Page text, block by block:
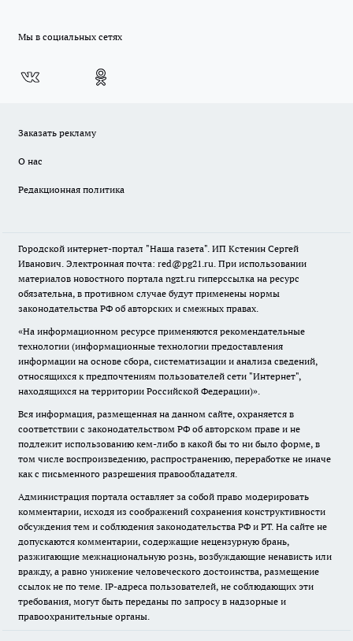
Мы в социальных сетях
Заказать рекламу
О нас
Редакционная политика
Городской интернет-портал "Наша газета". ИП Кстенин Сергей
Иванович. Электронная почта: red@pg21.ru. При использовании
материалов новостного портала ngzt.ru гиперссылка на ресурс
обязательна, в противном случае будут применены нормы
законодательства РФ об авторских и смежных правах.
«На информационном ресурсе применяются рекомендательные
технологии (информационные технологии предоставления
информации на основе сбора, систематизации и анализа сведений,
относящихся к предпочтениям пользователей сети "Интернет",
находящихся на территории Российской Федерации)».
Вся информация, размещенная на данном сайте, охраняется в
соответствии с законодательством РФ об авторском праве и не
подлежит использованию кем-либо в какой бы то ни было форме, в
том числе воспроизведению, распространению, переработке не иначе
как с письменного разрешения правообладателя.
Администрация портала оставляет за собой право модерировать
комментарии, исходя из соображений сохранения конструктивности
обсуждения тем и соблюдения законодательства РФ и РТ. На сайте не
допускаются комментарии, содержащие нецензурную брань,
разжигающие межнациональную рознь, возбуждающие ненависть или
вражду, а равно унижение человеческого достоинства, размещение
ссылок не по теме. IP-адреса пользователей, не соблюдающих эти
требования, могут быть переданы по запросу в надзорные и
правоохранительные органы.